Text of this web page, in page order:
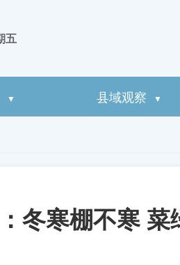
五
▼ 县域观察 ▼
冬寒棚不寒 菜